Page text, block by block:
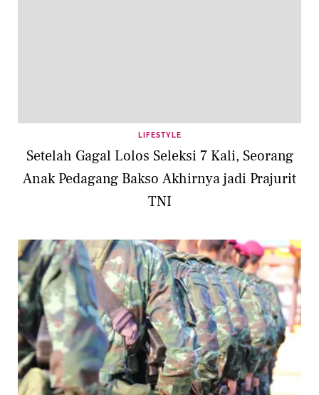
LIFESTYLE
Setelah Gagal Lolos Seleksi 7 Kali, Seorang
Anak Pedagang Bakso Akhirnya jadi Prajurit
TNI